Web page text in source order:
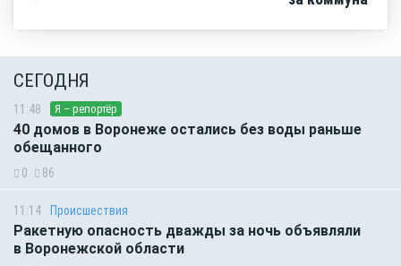
СЕГОДНЯ
11:48 Я – репортёр
40 домов в Воронеже остались без воды раньше
обещанного
0 86
11:14 Происшествия
Ракетную опасность дважды за ночь объявляли
в Воронежской области